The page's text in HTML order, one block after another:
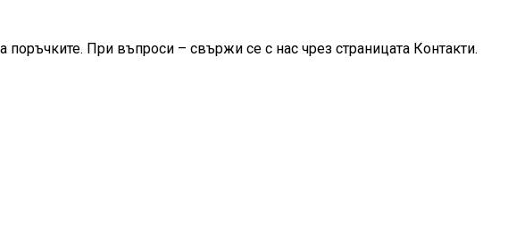
поръчките. При въпроси – свържи се с нас чрез страницата Контакти.